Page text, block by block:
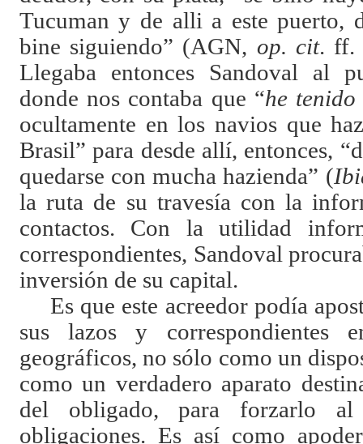
Tucuman y de alli a este puerto,
bine siguiendo” (AGN, op. cit. ff.
Llegaba entonces Sandoval al
donde nos contaba que “he
ocultamente en los navios que
Brasil” para desde allí, entonces,
quedarse con mucha hazienda” (
la ruta de su travesía con la
contactos. Con la utilidad
correspondientes, Sandoval
inversión de su capital.
Es que este acreedor podía
sus lazos y correspondientes
geográficos, no sólo como un
como un verdadero aparato
del obligado, para forzarlo al
obligaciones. Es así como